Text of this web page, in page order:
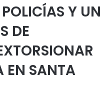
Y UN
DE
EN SANTA